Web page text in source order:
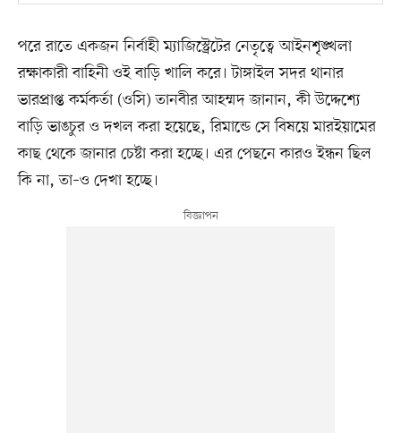
পরে রাতে একজন নির্বাহী ম্যাজিস্ট্রেটের নেতৃত্বে আইনশৃঙ্খলা
রক্ষাকারী বাহিনী ওই বাড়ি খালি করে। টাঙ্গাইল সদর থানার
ভারপ্রাপ্ত কর্মকর্তা (ওসি) তানবীর আহম্মদ জানান, কী উদ্দেশ্যে
বাড়ি ভাঙচুর ও দখল করা হয়েছে, রিমান্ডে সে বিষয়ে মারইয়ামের
কাছ থেকে জানার চেষ্টা করা হচ্ছে। এর পেছনে কারও ইন্ধন ছিল
কি না, তা–ও দেখা হচ্ছে।